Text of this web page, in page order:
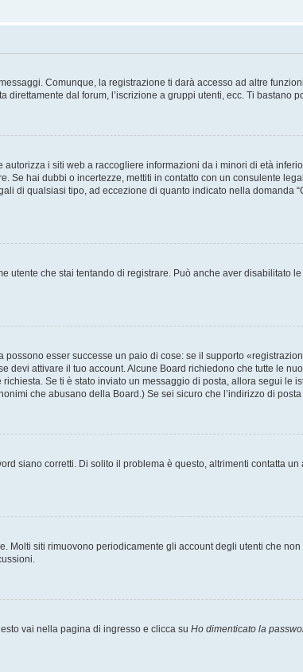
Comunque, la registrazione ti darà accesso ad altre
dal forum, l’iscrizione a gruppi utenti, ecc. Ti bastano
i siti web a raccogliere informazioni da i minori di età
hai dubbi o incertezze, mettiti in contatto con un consulente
di qualsiasi tipo, ad eccezione di quanto indicato nella domanda
utente che stai tentando di registrare. Può anche aver disabilitato
esser successe un paio di cose: se il supporto
attivare il tuo account. Alcune Board richiedono che tutte le
Se ti è stato inviato un messaggio di posta, allora segui le
che abusano della Board.) Se sei sicuro che l’indirizzo di
siano corretti. Di solito il problema è questo, altrimenti contatta
siti rimuovono periodicamente gli account degli utenti che
vai nella pagina di ingresso e clicca su Ho dimenticato la